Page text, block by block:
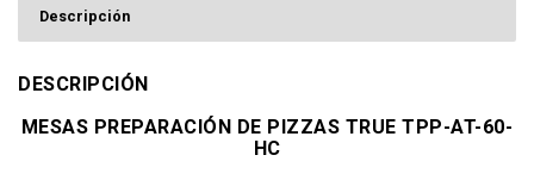
Descripción
DESCRIPCIÓN
MESAS PREPARACIÓN DE PIZZAS TRUE TPP-AT-60-
HC